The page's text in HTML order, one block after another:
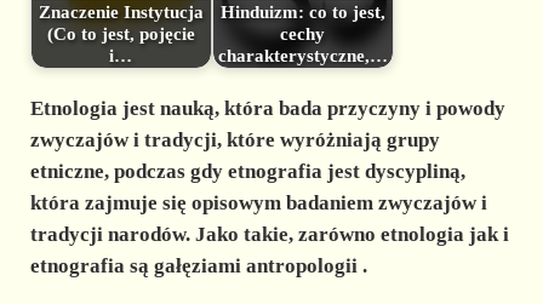
Znaczenie Instytucja
(Co to jest, pojęcie
i…
Hinduizm: co to jest,
cechy
charakterystyczne,…
Etnologia jest nauką, która bada przyczyny i powody
zwyczajów i tradycji, które wyróżniają grupy
etniczne, podczas gdy etnografiajest dyscypliną,
która zajmuje się opisowym badaniem zwyczajów i
tradycji narodów. Jako takie, zarówno etnologia jak i
etnografia są gałęziami antropologii.